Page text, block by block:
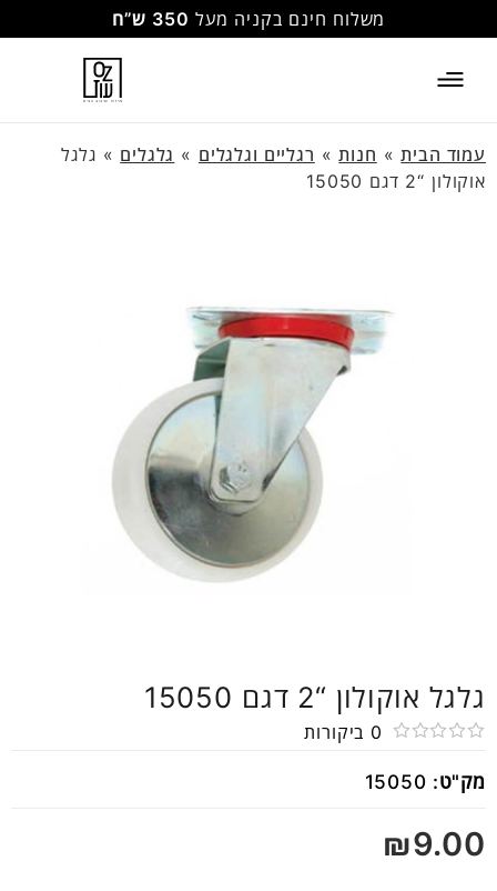
משלוח חינם בקניה מעל 350 ש”ח
עמוד הבית» חנות» רגליים וגלגלים » גלגלים » גלגל
אוקולון “2 דגם 15050
גלגל אוקולון “2 דגם 15050
0
5
0 ביקורות
מק"ט: 15050
₪9.00